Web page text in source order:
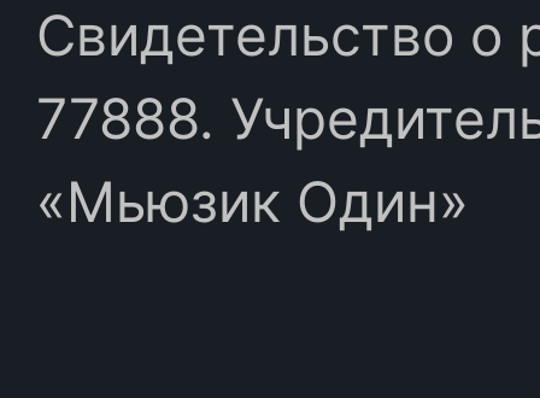
Свидетельство
77888.
«Мьюзик Один»